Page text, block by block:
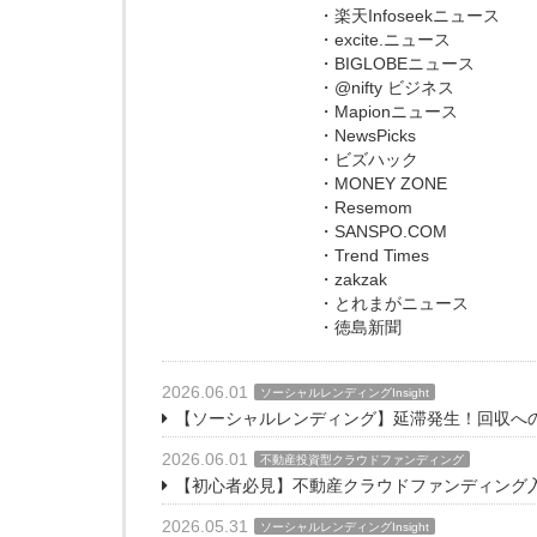
・楽天Infoseekニュース
・excite.ニュース
・BIGLOBEニュース
・@nifty ビジネス
・Mapionニュース
・NewsPicks
・ビズハック
・MONEY ZONE
・Resemom
・SANSPO.COM
・Trend Times
・zakzak
・とれまがニュース
・徳島新聞
2026.06.01 ソーシャルレンディングInsight
【ソーシャルレンディング】延滞発生！回収へ
2026.06.01 不動産投資型クラウドファンディング
【初心者必見】不動産クラウドファンディング
2026.05.31 ソーシャルレンディングInsight